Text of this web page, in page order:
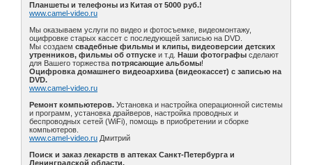
Планшеты и телефоны из Китая от 5000 руб.!
www.camel-video.ru
Мы оказываем услуги по видео и фотосъемке, видеомонтажу,
оцифровке старых кассет с последующей записью на DVD.
Мы создаем свадебные фильмы и клипы, видеоверсии детских
утренников, фильмы об отпуске и т.д. Наши фотографы сделают
для Вашего торжества потрясающие альбомы!
Оцифровка домашнего видеоархива (видеокассет) с записью на
DVD.
www.camel-video.ru
Ремонт компьютеров. Установка и настройка операционной системы
и программ, установка драйверов, настройка проводных и
беспроводных сетей (WiFi), помощь в приобретении и сборке
компьютеров.
www.camel-video.ru Дмитрий
Поиск и заказ лекарств в аптеках Санкт-Петербурга и
Ленинградской области.